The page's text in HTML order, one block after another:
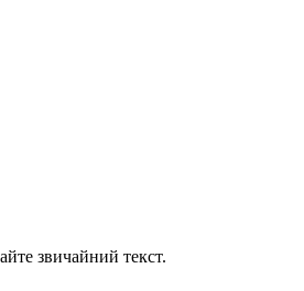
звичайний текст.